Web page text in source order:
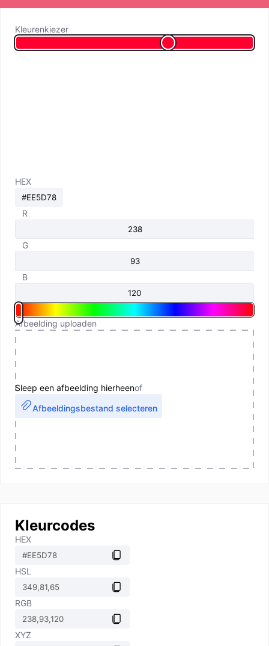
Kleurenkiezer
HEX
R
G
B
Afbeelding uploaden
Sleep een afbeelding hierheenof
Afbeeldingsbestand selecteren
Kleurcodes
HEX
HSL
RGB
XYZ